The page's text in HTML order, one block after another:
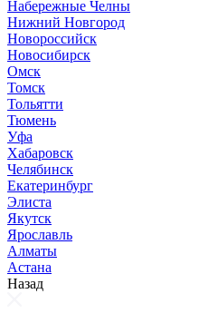
Набережные Челны
Нижний Новгород
Новороссийск
Новосибирск
Омск
Томск
Тольятти
Тюмень
Уфа
Хабаровск
Челябинск
Екатеринбург
Элиста
Якутск
Ярославль
Алматы
Астана
Назад